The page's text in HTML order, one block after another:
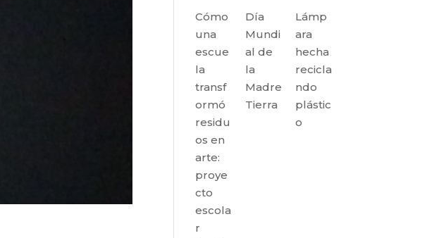
Cómo
una
escue
la
transf
ormó
residu
os en
arte:
proye
cto
escola
r
Día
Mundi
al de
la
Madre
Tierra
Lámp
ara
hecha
recicla
ndo
plástic
o